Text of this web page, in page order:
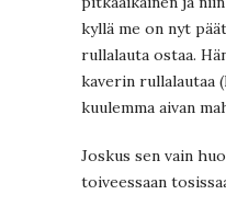
kyllä me on nyt
rullalauta ostaa.
kaverin rullalautaa
kuulemma aivan
Joskus sen vain
toiveessaan